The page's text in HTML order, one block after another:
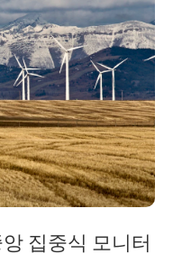
집중식 모니터